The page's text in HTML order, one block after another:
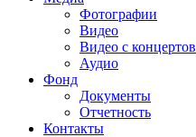
Фотографии
Видео
Видео с концертов
Аудио
Фонд
Документы
Отчетность
Контакты